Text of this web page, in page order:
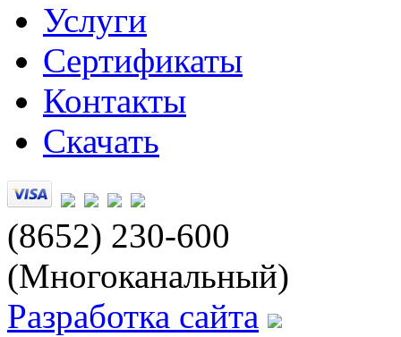
Услуги
Сертификаты
Контакты
Скачать
(8652) 230-600
(Многоканальный)
Разработка сайта